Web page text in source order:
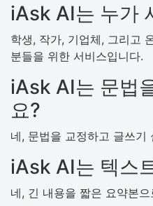
iAsk AI는 누가
학생, 작가, 기업체, 그리고
분들을 위한 서비스입니다.
iAsk AI는 문법
요?
네, 문법을 교정하고 글쓰기
iAsk AI는 텍스
네, 긴 내용을 짧은 요약본